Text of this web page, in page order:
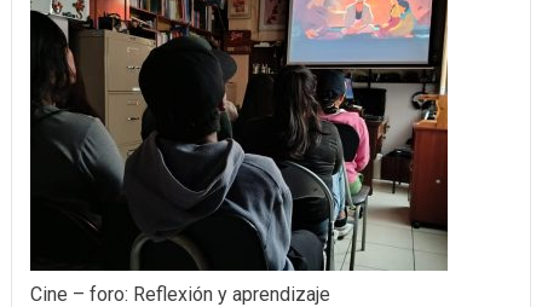
Cine – foro: Reflexión y aprendizaje